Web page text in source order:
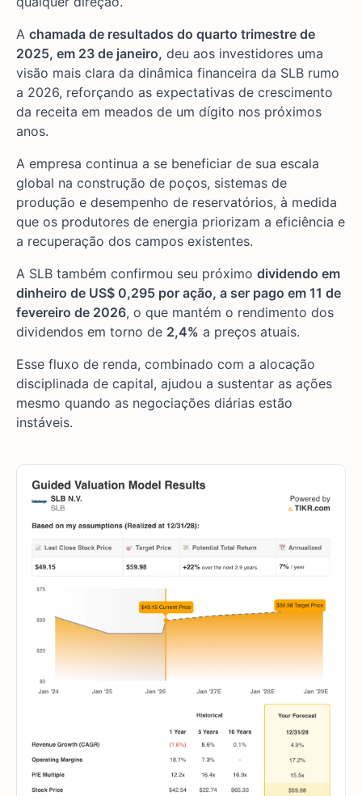
A chamada de resultados do quarto trimestre de
2025, em 23 de janeiro, deu aos investidores uma
visão mais clara da dinâmica financeira da SLB rumo
a 2026, reforçando as expectativas de crescimento
da receita em meados de um dígito nos próximos
anos.
A empresa continua a se beneficiar de sua escala
global na construção de poços, sistemas de
produção e desempenho de reservatórios, à medida
que os produtores de energia priorizam a eficiência e
a recuperação dos campos existentes.
A SLB também confirmou seu próximo dividendo em
dinheiro de US$ 0,295 por ação, a ser pago em 11 de
fevereiro de 2026, o que mantém o rendimento dos
dividendos em torno de 2,4% a preços atuais.
Esse fluxo de renda, combinado com a alocação
disciplinada de capital, ajudou a sustentar as ações
mesmo quando as negociações diárias estão
instáveis.